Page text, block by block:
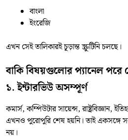
বাংলা
ইংরেজি
এখন সেই তালিকারই চূড়ান্ত স্ক্রুটিনি চলছে।
বাকি বিষয়গুলোর প্যানেল পরে
১. ইন্টারভিউ অসম্পূর্ণ
কমার্স, কম্পিউটার সায়েন্স, রাষ্ট্রবিজ্ঞান,
এখনও পুরোপুরি শেষ হয়নি। তাই একসঙ্গে
নয়।